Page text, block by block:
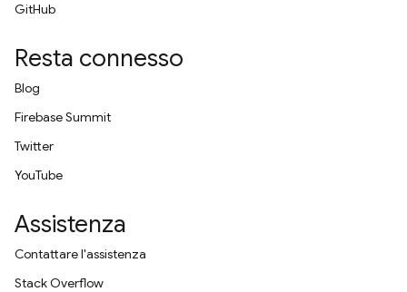
GitHub
Resta connesso
Blog
Firebase Summit
Twitter
YouTube
Assistenza
Contattare l'assistenza
Stack Overflow